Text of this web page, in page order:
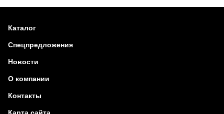
Каталог
Спецпредложения
Новости
О компании
Контакты